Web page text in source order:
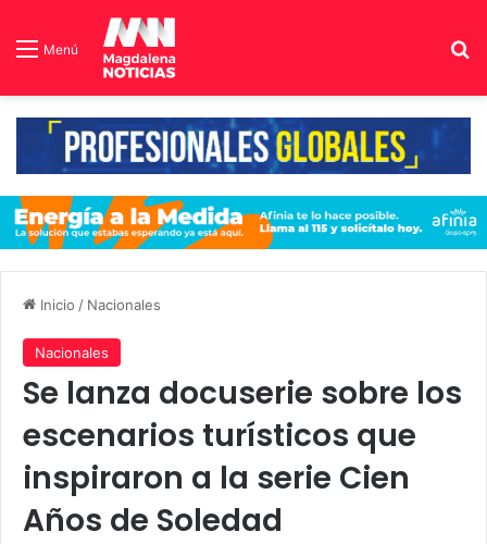
Menú
Inicio / Nacionales
Nacionales
Se lanza docuserie sobre los
escenarios turísticos que
inspiraron a la serie Cien
Años de Soledad